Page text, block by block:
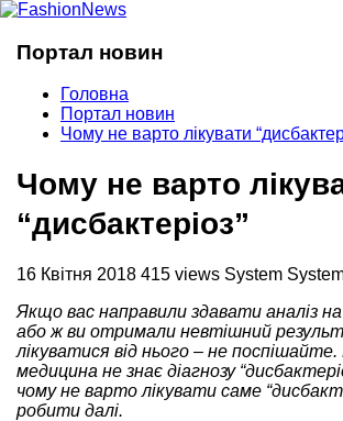
Портал новин
Головна
Портал новин
Чому не варто лікувати
Чому не варто
“дисбактеріоз”
16 Квітня 2018 415 views System
Якщо вас направили здавати аналіз на
або ж ви отримали невтішний
лікуватися від нього – не
медицина не знає діагнозу
чому не варто лікувати саме
робити далі.